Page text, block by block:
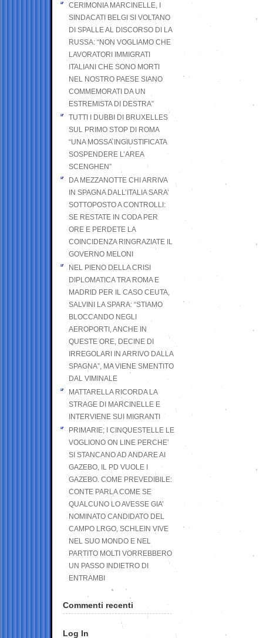
CERIMONIA MARCINELLE, I
SINDACATI BELGI SI VOLTANO
DI SPALLE AL DISCORSO DI LA
RUSSA: “NON VOGLIAMO CHE
LAVORATORI IMMIGRATI
ITALIANI CHE SONO MORTI
NEL NOSTRO PAESE SIANO
COMMEMORATI DA UN
ESTREMISTA DI DESTRA”
TUTTI I DUBBI DI BRUXELLES
SUL PRIMO STOP DI ROMA
“UNA MOSSA INGIUSTIFICATA
SOSPENDERE L’AREA
SCENGHEN”
DA MEZZANOTTE CHI ARRIVA
IN SPAGNA DALL’ITALIA SARA’
SOTTOPOSTO A CONTROLLI:
SE RESTATE IN CODA PER
ORE E PERDETE LA
COINCIDENZA RINGRAZIATE IL
GOVERNO MELONI
NEL PIENO DELLA CRISI
DIPLOMATICA TRA ROMA E
MADRID PER IL CASO CEUTA,
SALVINI LA SPARA: “STIAMO
BLOCCANDO NEGLI
AEROPORTI, ANCHE IN
QUESTE ORE, DECINE DI
IRREGOLARI IN ARRIVO DALLA
SPAGNA”, MA VIENE SMENTITO
DAL VIMINALE
MATTARELLA RICORDA LA
STRAGE DI MARCINELLE E
INTERVIENE SUI MIGRANTI
PRIMARIE; I CINQUESTELLE LE
VOGLIONO ON LINE PERCHE’
SI STANCANO AD ANDARE AI
GAZEBO, IL PD VUOLE I
GAZEBO. COME PREVEDIBILE:
CONTE PARLA COME SE
QUALCUNO LO AVESSE GIA’
NOMINATO CANDIDATO DEL
CAMPO LRGO, SCHLEIN VIVE
NEL SUO MONDO E NEL
PARTITO MOLTI VORREBBERO
UN PASSO INDIETRO DI
ENTRAMBI
Commenti recenti
Log In